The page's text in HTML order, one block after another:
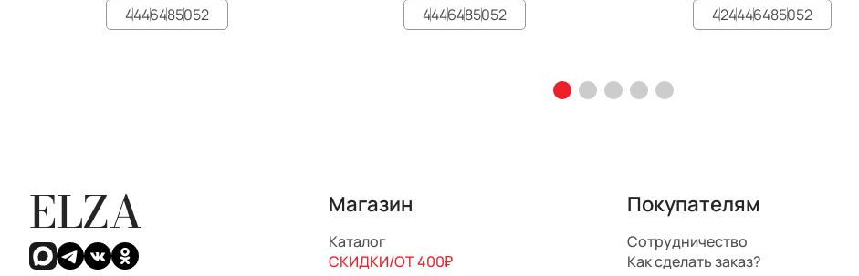
4446485052 4446485052 424446485052
ELZA Магазин
Каталог
СКИДКИ/ОТ 400₽
Покупателям
Сотрудничество
Как сделать заказ?